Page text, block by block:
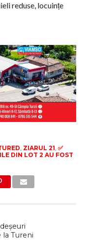
reduse, locuințe
ZIARUL 21 ✅
DIN LOT 2 AU FOST
Tureni